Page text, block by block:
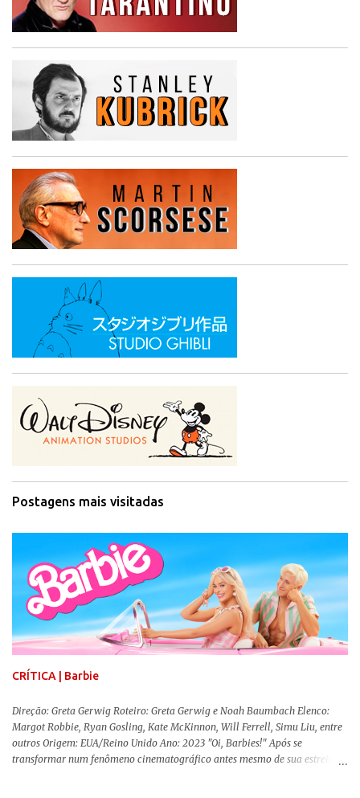
Postagens mais visitadas
CRÍTICA | Barbie
Direção: Greta Gerwig Roteiro: Greta Gerwig e Noah Baumbach Elenco:
Margot Robbie, Ryan Gosling, Kate McKinnon, Will Ferrell, Simu Liu, entre
outros Origem: EUA/Reino Unido Ano: 2023 "Oi, Barbies!" Após se
transformar num fenômeno cinematográfico antes mesmo de sua estreia,